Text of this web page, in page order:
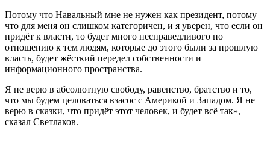
Потому что Навальный мне не нужен как президент, потому
что для меня он слишком категоричен, и я уверен, что если он
придёт к власти, то будет много несправедливого по
отношению к тем людям, которые до этого были за прошлую
власть, будет жёсткий передел собственности и
информационного пространства.
Я не верю в абсолютную свободу, равенство, братство и то,
что мы будем целоваться взасос с Америкой и Западом. Я не
верю в сказки, что придёт этот человек, и будет всё так», –
сказал Светлаков.